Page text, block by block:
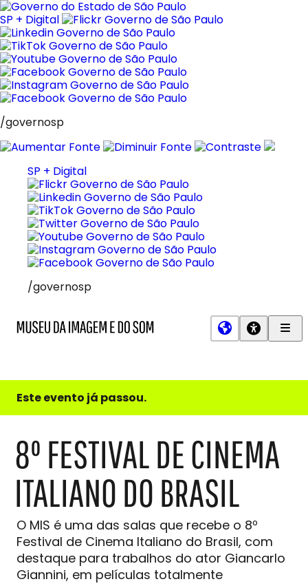
Pular
para
o
conteúdo
SP + Digital
/governosp
SP + Digital
/governosp
e
do
Este evento já passou.
8º FESTIVAL DE CINEMA
ITALIANO DO BRASIL
O MIS é uma das salas que recebe o 8º
Festival de Cinema Italiano do Brasil, com
destaque para trabalhos do ator Giancarlo
Giannini, em películas totalmente